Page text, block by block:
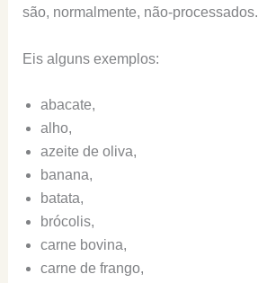
são, normalmente, não-processados.
Eis alguns exemplos:
abacate,
alho,
azeite de oliva,
banana,
batata,
brócolis,
carne bovina,
carne de frango,